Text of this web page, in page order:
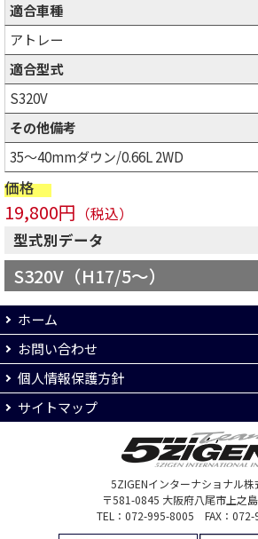
適合車種
アトレー
適合型式
S320V
その他備考
35～40mmダウン/0.66L 2WD
価格
19,800円 （税込）
型式別データ
S320V（H17/5～）
ホーム
お問い合わせ
個人情報保護方針
サイトマップ
5ZIGENインターナショナル株
〒581-0845 大阪府八尾市上之
TEL：072-995-8005 FAX：072-